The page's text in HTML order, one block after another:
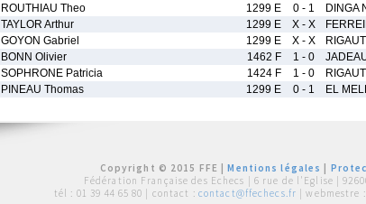
ROUTHIAU Theo 1299 E 0 - 1 DINGA
TAYLOR Arthur 1299 E X - X
GOYON Gabriel 1299 E X - X
BONN Olivier 1462 F 1 - 0
SOPHRONE Patricia 1424 F 1 - 0
PINEAU Thomas 1299 E 0 - 1 EL
Copyright © 2015 FFE |Mentions légales
Fédération Française des Echecs | 6 rue de l'Eglise |
tél : 01 39 44 65 80 | contact : contact@ffechecs.fr | webmestre :